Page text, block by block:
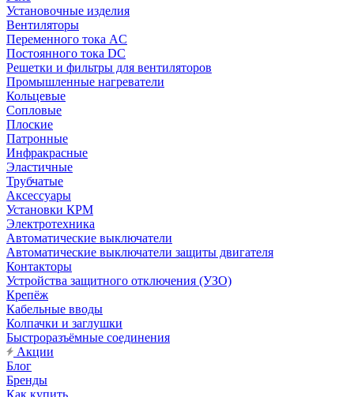
Установочные изделия
Вентиляторы
Переменного тока AC
Постоянного тока DC
Решетки и фильтры для вентиляторов
Промышленные нагреватели
Кольцевые
Сопловые
Плоские
Патронные
Инфракрасные
Эластичные
Трубчатые
Аксессуары
Установки КРМ
Электротехника
Автоматические выключатели
Автоматические выключатели защиты двигателя
Контакторы
Устройства защитного отключения (УЗО)
Крепёж
Кабельные вводы
Колпачки и заглушки
Быстроразъёмные соединения
Акции
Блог
Бренды
Как купить